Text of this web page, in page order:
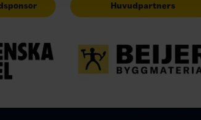
Huvudpartners